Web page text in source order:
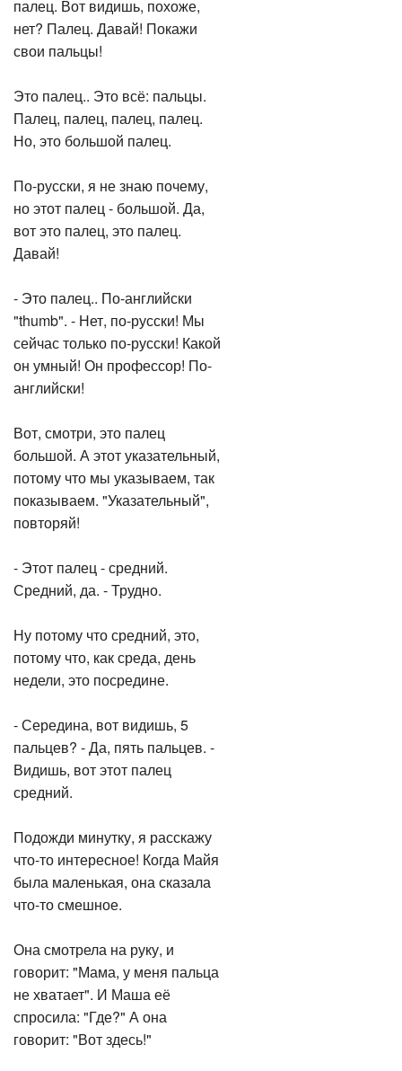
палец. Вот видишь, похоже,
нет? Палец. Давай! Покажи
свои пальцы!
Это палец.. Это всё: пальцы.
Палец, палец, палец, палец.
Но, это большой палец.
По-русски, я не знаю почему,
но этот палец - большой. Да,
вот это палец, это палец.
Давай!
- Это палец.. По-английски
"thumb". - Нет, по-русски! Мы
сейчас только по-русски! Какой
он умный! Он профессор! По-
английски!
Вот, смотри, это палец
большой. А этот указательный,
потому что мы указываем, так
показываем. "Указательный",
повторяй!
- Этот палец - средний.
Средний, да. - Трудно.
Ну потому что средний, это,
потому что, как среда, день
недели, это посредине.
- Середина, вот видишь, 5
пальцев? - Да, пять пальцев. -
Видишь, вот этот палец
средний.
Подожди минутку, я расскажу
что-то интересное! Когда Майя
была маленькая, она сказала
что-то смешное.
Она смотрела на руку, и
говорит: "Мама, у меня пальца
не хватает". И Маша её
спросила: "Где?" А она
говорит: "Вот здесь!"